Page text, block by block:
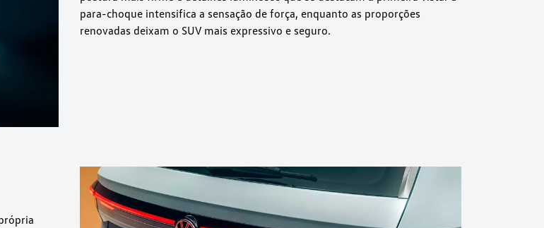
para-choque intensifica a sensação de força, enquanto as proporções
renovadas deixam o SUV mais expressivo e seguro.